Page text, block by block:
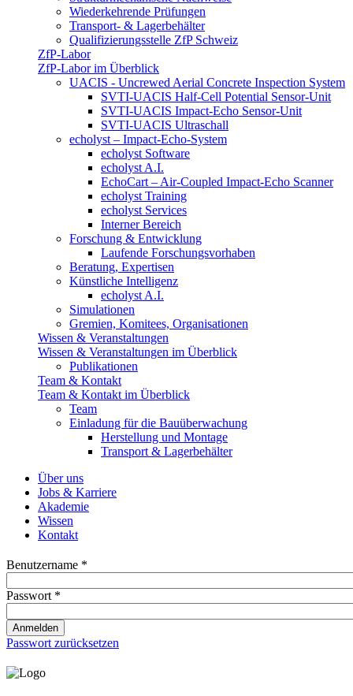
Wiederkehrende Prüfungen
Transport- & Lagerbehälter
Qualifizierungsstelle ZfP Schweiz
ZfP-Labor
ZfP-Labor im Überblick
UACIS - Uncrewed Aerial Concrete Inspection System
SVTI-UACIS Half-Cell Potential Sensor-Unit
SVTI-UACIS Impact-Echo Sensor-Unit
SVTI-UACIS Ultraschall
echolyst – Impact-Echo-System
echolyst Software
echolyst A.I.
EchoCart – Air-Coupled Impact-Echo Scanner
echolyst Training
echolyst Services
Interner Bereich
Forschung & Entwicklung
Laufende Forschungsvorhaben
Beratung, Expertisen
Künstliche Intelligenz
echolyst A.I.
Simulationen
Gremien, Komitees, Organisationen
Wissen & Veranstaltungen
Wissen & Veranstaltungen im Überblick
Publikationen
Team & Kontakt
Team & Kontakt im Überblick
Team
Einladung für die Bauüberwachung
Herstellung und Montage
Transport & Lagerbehälter
Über uns
Jobs & Karriere
Akademie
Wissen
Kontakt
Benutzername *
Passwort *
Passwort zurücksetzen